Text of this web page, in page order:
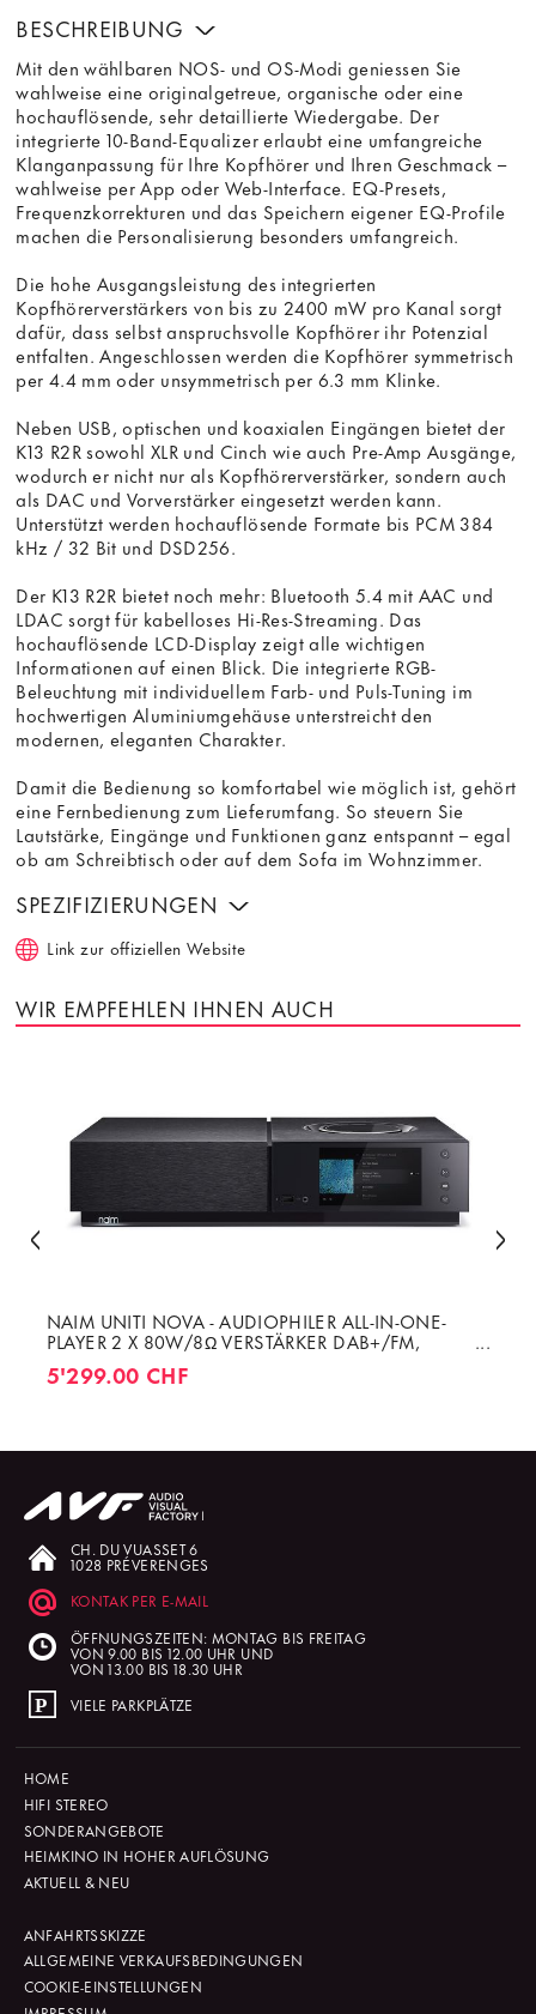
BESCHREIBUNG
Mit den wählbaren NOS- und OS-Modi geniessen Sie
wahlweise eine originalgetreue, organische oder eine
hochauflösende, sehr detaillierte Wiedergabe. Der
integrierte 10-Band-Equalizer erlaubt eine umfangreiche
Klanganpassung für Ihre Kopfhörer und Ihren Geschmack –
wahlweise per App oder Web-Interface. EQ-Presets,
Frequenzkorrekturen und das Speichern eigener EQ-Profile
machen die Personalisierung besonders umfangreich.
Die hohe Ausgangsleistung des integrierten
Kopfhörerverstärkers von bis zu 2400 mW pro Kanal sorgt
dafür, dass selbst anspruchsvolle Kopfhörer ihr Potenzial
entfalten. Angeschlossen werden die Kopfhörer symmetrisch
per 4.4 mm oder unsymmetrisch per 6.3 mm Klinke.
Neben USB, optischen und koaxialen Eingängen bietet der
K13 R2R sowohl XLR und Cinch wie auch Pre-Amp Ausgänge,
wodurch er nicht nur als Kopfhörerverstärker, sondern auch
als DAC und Vorverstärker eingesetzt werden kann.
Unterstützt werden hochauflösende Formate bis PCM 384
kHz / 32 Bit und DSD256.
Der K13 R2R bietet noch mehr: Bluetooth 5.4 mit AAC und
LDAC sorgt für kabelloses Hi-Res-Streaming. Das
hochauflösende LCD-Display zeigt alle wichtigen
Informationen auf einen Blick. Die integrierte RGB-
Beleuchtung mit individuellem Farb- und Puls-Tuning im
hochwertigen Aluminiumgehäuse unterstreicht den
modernen, eleganten Charakter.
Damit die Bedienung so komfortabel wie möglich ist, gehört
eine Fernbedienung zum Lieferumfang. So steuern Sie
Lautstärke, Eingänge und Funktionen ganz entspannt – egal
ob am Schreibtisch oder auf dem Sofa im Wohnzimmer.
SPEZIFIZIERUNGEN
Link zur offiziellen Website
WIR EMPFEHLEN IHNEN AUCH
NAIM UNITI NOVA - AUDIOPHILER ALL-IN-ONE-
PLAYER 2 X 80W/8Ω VERSTÄRKER DAB+/FM,
HDMI ARC/CEC & AIRPLAY 2
5'299.00 CHF
CH. DU VUASSET 6
1028 PRÉVERENGES
KONTAK PER E-MAIL
ÖFFNUNGSZEITEN: MONTAG BIS FREITAG
VON 9.00 BIS 12.00 UHR UND
VON 13.00 BIS 18.30 UHR
VIELE PARKPLÄTZE
HOME
HIFI STEREO
SONDERANGEBOTE
HEIMKINO IN HOHER AUFLÖSUNG
AKTUELL & NEU
ANFAHRTSSKIZZE
ALLGEMEINE VERKAUFSBEDINGUNGEN
COOKIE-EINSTELLUNGEN